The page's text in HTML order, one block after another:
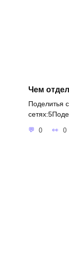
Чем
Поделитья
0 0